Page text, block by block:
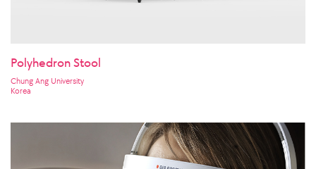
Polyhedron Stool
Chung Ang University
Korea